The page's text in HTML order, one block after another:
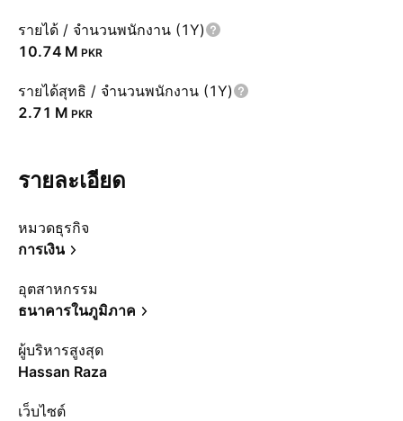
รายได้ / จำนวนพนักงาน (1Y)
‪10.74 M‬ PKR
รายได้สุทธิ / จำนวนพนักงาน (1Y)
‪2.71 M‬ PKR
รายละเอียด
หมวดธุรกิจ
การเงิน
อุตสาหกรรม
ธนาคารในภูมิภาค
ผู้บริหารสูงสุด
Hassan Raza
เว็บไซต์